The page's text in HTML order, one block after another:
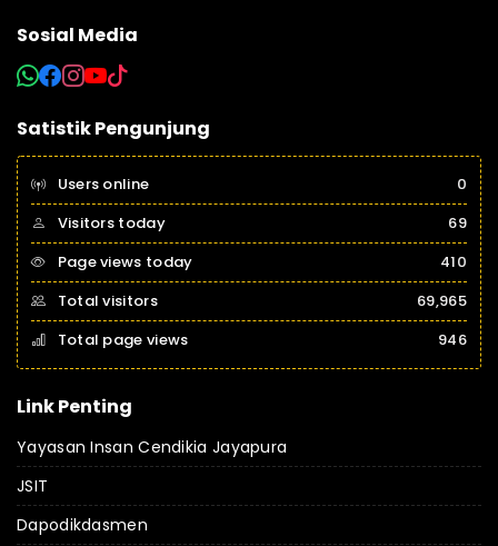
Sosial Media
Satistik Pengunjung
Users online
0
Visitors today
69
Page views today
410
Total visitors
69,965
Total page views
946
Link Penting
Yayasan Insan Cendikia Jayapura
JSIT
Dapodikdasmen